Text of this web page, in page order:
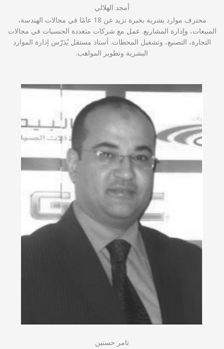
أمجد الهلالي
محترف موارد بشرية بخبرة تزيد عن 18 عامًا في مجالات الهندسة،
المبيعات، وإدارة المشاريع. عمل مع شركات متعددة الجنسيات في مجالات
التجارة، التصنيع، وتشغيل المحطات. أستاذ مستقل يُدَرّس إدارة الموارد
البشرية وتطوير المواهب.
تامر حسنين